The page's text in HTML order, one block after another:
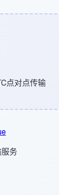
点对点传输
务